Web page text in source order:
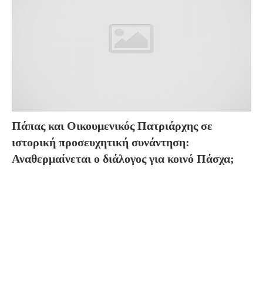
Πάπας και Οικουμενικός Πατριάρχης σε
ιστορική προσευχητική συνάντηση:
Αναθερμαίνεται ο διάλογος για κοινό Πάσχα;